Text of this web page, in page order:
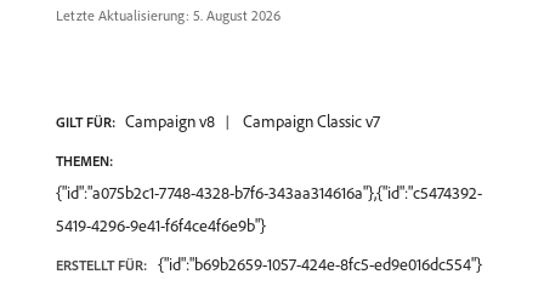
Letzte Aktualisierung: 5. August 2026
GILT FÜR: Campaign v8 Campaign Classic v7
THEMEN:
{"id":"a075b2c1-7748-4328-b7f6-343aa314616a"},{"id":"c5474392-
5419-4296-9e41-f6f4ce4f6e9b"}
ERSTELLT FÜR: {"id":"b69b2659-1057-424e-8fc5-ed9e016dc554"}